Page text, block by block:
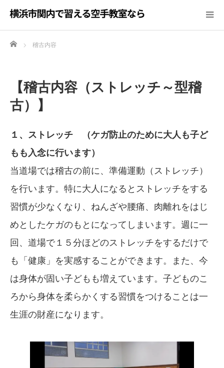
Home 稽古内容
【稽古内容（ストレッチ～型稽
古）】
１、ストレッチ （ケガ防止のために大人も子ど
もも入念に行います）
当道場では稽古の前に、準備運動（ストレッチ）
を行います。特に大人になるとストレッチをする
習慣が少なくなり、ねんざや腰痛、肉離れをはじ
めとしたケガのもとになってしまいます。週に一
回、道場で１５分ほどのストレッチをするだけで
も「健康」を実感することができます。また、今
は身体が固い子どもも増えています。子どものこ
ろから身体を柔らかくする習慣をつけることは一
生涯の財産になります。